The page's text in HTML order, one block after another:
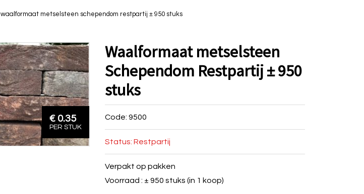
waalformaat metselsteen schependom restpartij ± 950 stuks
€ 0.35
PER STUK
Waalformaat metselsteen
Schependom Restpartij ± 950
stuks
Code: 9500
Status: Restpartij
Verpakt op pakken
Voorraad : ± 950 stuks (in 1 koop)